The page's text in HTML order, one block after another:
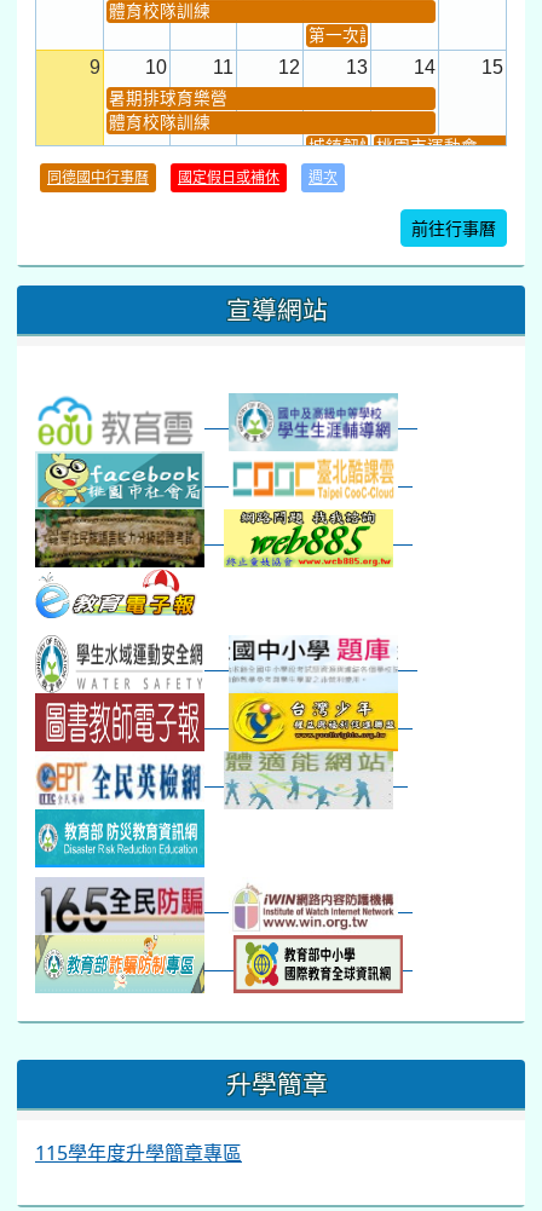
體育校隊訓練
第一次課發會 (12:30~)
9 10 11 12 13 14 15
暑期排球育樂營
體育校隊訓練
城鎮韌性(防空)演習
桃園市運動會
暑期體育育樂營結束
21 22
桃園市運動會
數感實驗夏令營(整天)
新生智力測驗補測(...
下午-新進教師研習
教師備課會議
新生訓練(整天)新生訓練(~12:00)
下午-校務會議14:00-
八九年級返校8-9
防災演練工作分配及...
30 31 2 3
本週_健康檢查週各班器材負責人訓練
發放班級書箱及晨讀...
技藝教育學程說明會...
12:30幹部訓練七年級新生健檢
本週_友善校園週收學生證、換補教科...
本週_圖書館開放借...
開學日
第一週
超額比序暨免試入學...
同德國中行事曆 國定假日或補休 週次
前往行事曆
宣導網站
::: 升學簡章
115學年度升學簡章專區